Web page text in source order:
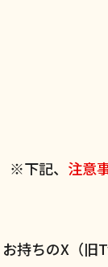
※下記、 注意
お持ちのX（旧